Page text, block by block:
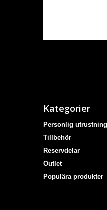
Kategorier
Personlig utrustning
Tillbehör
Reservdelar
Outlet
Populära produkter